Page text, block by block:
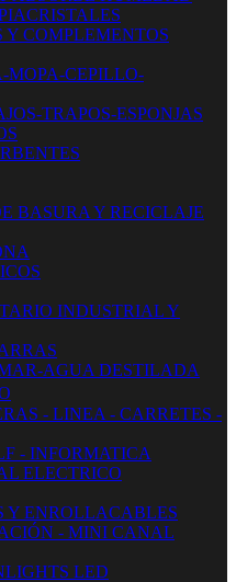
Y COMPLEMENTOS
MOPA-CEPILLO-
TRAPOS-ESPONJAS
BASURA Y RECICLAJE
INDUSTRIAL Y
AGUA DESTILADA
- LINEA - CARRETES -
- INFORMATICA
ELECTRICO
Y ENROLLACABLES
- MINI CANAL
LED